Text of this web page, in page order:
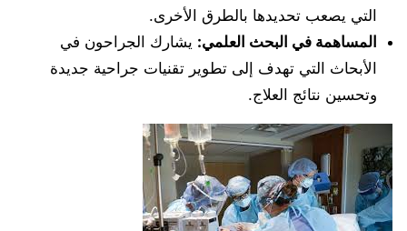
التي يصعب تحديدها بالطرق الأخرى.
المساهمة في البحث العلمي: يشارك الجراحون في
الأبحاث التي تهدف إلى تطوير تقنيات جراحية جديدة
وتحسين نتائج العلاج.